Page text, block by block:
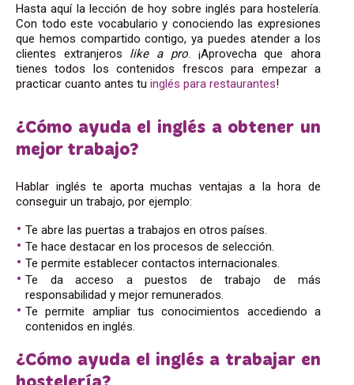
Hasta aquí la lección de hoy sobre inglés para hostelería.
Con todo este vocabulario y conociendo las expresiones
que hemos compartido contigo, ya puedes atender a los
clientes extranjeros like a pro. ¡Aprovecha que ahora
tienes todos los contenidos frescos para empezar a
practicar cuanto antes tu inglés para restaurantes!
¿Cómo ayuda el inglés a obtener un
mejor trabajo?
Hablar inglés te aporta muchas ventajas a la hora de
conseguir un trabajo, por ejemplo:
Te abre las puertas a trabajos en otros países.
Te hace destacar en los procesos de selección.
Te permite establecer contactos internacionales.
Te da acceso a puestos de trabajo de más
responsabilidad y mejor remunerados.
Te permite ampliar tus conocimientos accediendo a
contenidos en inglés.
¿Cómo ayuda el inglés a trabajar en